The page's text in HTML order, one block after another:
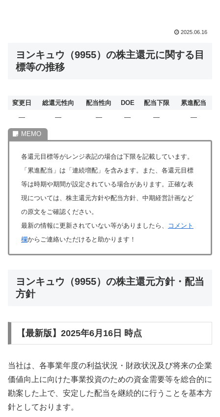
2025.06.16
ヨンキュウ（9955）の株主還元に関する目
標等の推移
変更日 総還元性向 配当性向 DOE 配当下限
累進配当
―
― ― ― ― ―
各還元目標等がレンジ表記の場合は下限を記載しています。
「累進配当」は「連続増配」を含みます。また、各還元目標
等は時期や期間が設定されている場合があります。正確な表
現については、株主還元方針や配当方針、中期経営計画など
の原文をご確認ください。
最新の情報に更新されていない等がありましたら、
コメント
欄からご連絡いただけると助かります！
ヨンキュウ（9955）の株主還元方針・配当
方針
【最新版】2025年6月16日 時点
当社は、各事業年度の利益状況・財政状況及び将来の企業
価値向上に向けた事業投資のための資金需要等を総合的に
勘案した上で、安定した配当を継続的に行うことを基本方
針としております。